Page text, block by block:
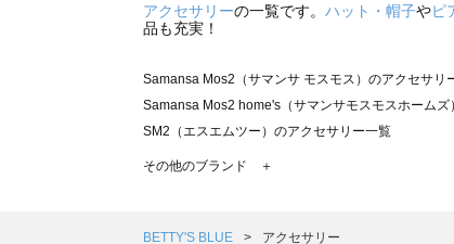
アクセサリーの一覧です。 ハット・帽子やピ
品も充実！
Samansa Mos2（サマンサ モスモス）のアクセサリ
Samansa Mos2 home's（サマンサモスモスホーム
SM2（エスエムツー）のアクセサリー一覧
TSUHARU by Samansa Mos2（ツハルバイサマンサ
Samansa Mos2 Lagom（サマンサモスモス ラーゴム
その他のブランド ＋
BETTY'S BLUE アクセサリー